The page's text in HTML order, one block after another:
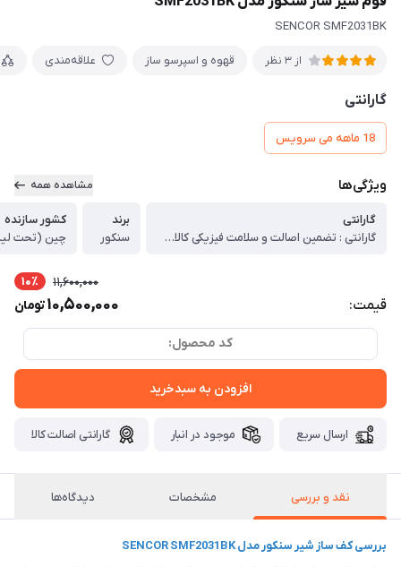
SENCOR SMF2031BK
از 3 نظر قهوه و اسپرسو ساز علاقه‌مندی
گارانتی
18 ماهه می سرویس
ویژگی‌ها مشاهده همه
گارانتی
گارانتی : تضمین اصالت و سلامت فیزیکی کالا (اورجینال)
برند
سنکور
کشور سازنده
چین (تحت
قیمت:
11,600,000 10٪
10,500,000تومان
کد محصول:
افزودن به سبدخرید
ارسال سریع موجود در انبار گارانتی اصالت کالا
نقد و بررسی مشخصات دیدگاه‌ها
بررسی کف ساز شیر سنکور مدل SENCOR SMF2031BK